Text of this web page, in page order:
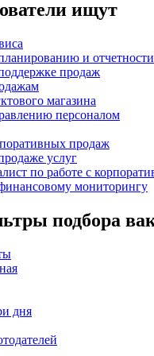
ищут
и отчетности
продаж
магазина
персоналом
продаж
услуг
по работе с
мониторингу
подбора
дня